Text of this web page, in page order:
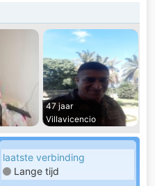
47 jaar
Villavicencio
laatste verbinding
Lange tijd